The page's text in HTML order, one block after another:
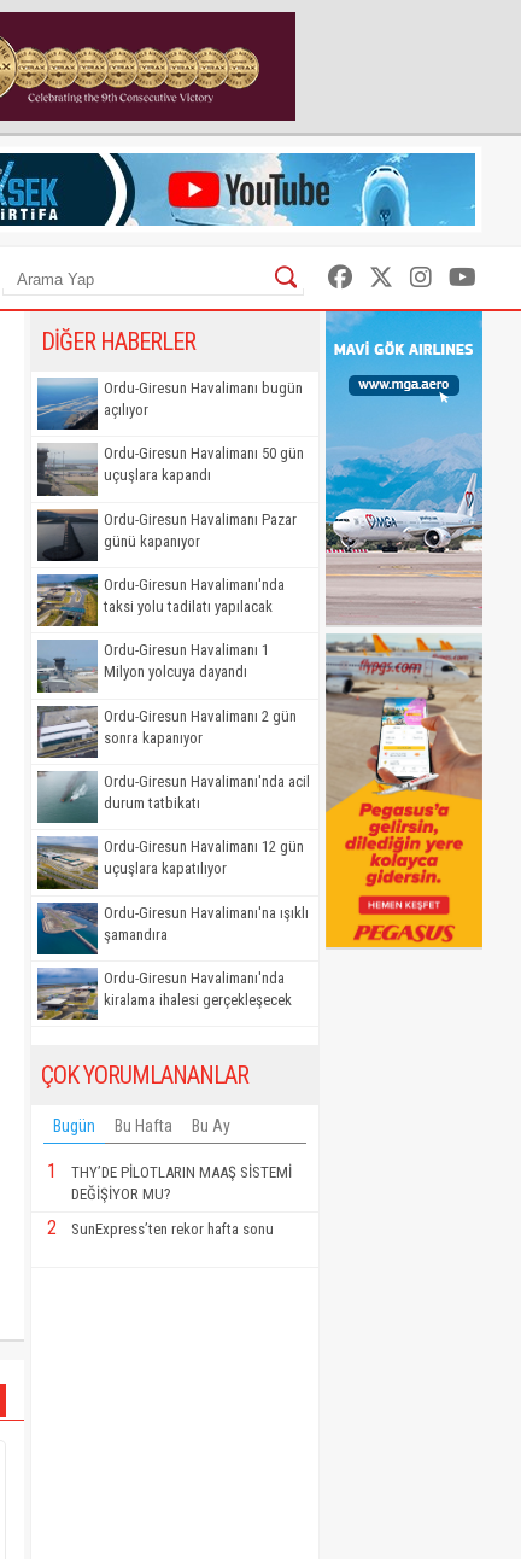
DİĞER HABERLER
Ordu-Giresun Havalimanı bugün
açılıyor
Ordu-Giresun Havalimanı 50 gün
uçuşlara kapandı
Ordu-Giresun Havalimanı Pazar
günü kapanıyor
Ordu-Giresun Havalimanı'nda
taksi yolu tadilatı yapılacak
Ordu-Giresun Havalimanı 1
Milyon yolcuya dayandı
Ordu-Giresun Havalimanı 2 gün
sonra kapanıyor
Ordu-Giresun Havalimanı'nda acil
durum tatbikatı
Ordu-Giresun Havalimanı 12 gün
uçuşlara kapatılıyor
Ordu-Giresun Havalimanı'na ışıklı
şamandıra
Ordu-Giresun Havalimanı'nda
kiralama ihalesi gerçekleşecek
ÇOK YORUMLANANLAR
Bugün Bu Hafta Bu Ay
1
THY’DE PİLOTLARIN MAAŞ SİSTEMİ
DEĞİŞİYOR MU?
2 SunExpress’ten rekor hafta sonu